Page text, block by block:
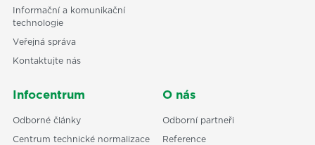
Informační a komunikační
technologie
Veřejná správa
Kontaktujte nás
Infocentrum
Odborné články
Centrum technické normalizace
O nás
Odborní partneři
Reference